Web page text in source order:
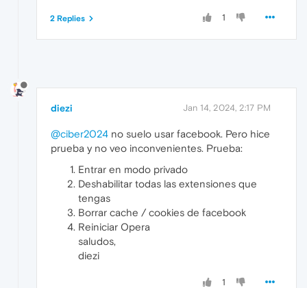
1
2 Replies
diezi Jan 14, 2024, 2:17 PM
@ciber2024 no suelo usar facebook. Pero hice
prueba y no veo inconvenientes. Prueba:
Entrar en modo privado
Deshabilitar todas las extensiones que
tengas
Borrar cache / cookies de facebook
Reiniciar Opera
saludos,
diezi
1